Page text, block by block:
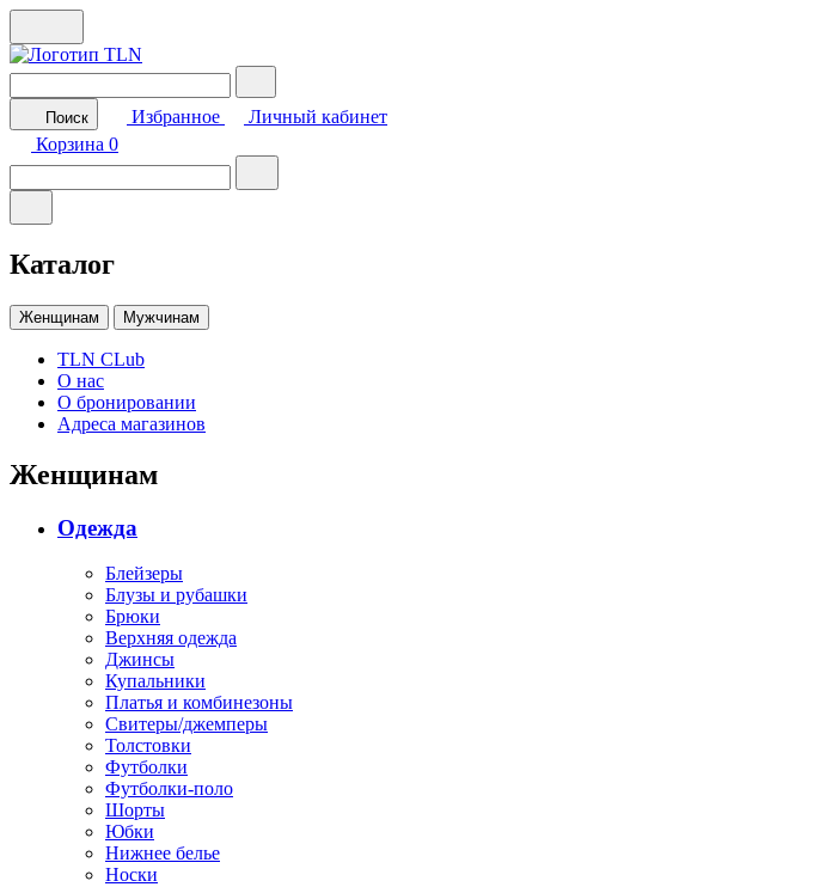
Поиск Избранное
Личный кабинет
Корзина 0
Каталог
Женщинам Мужчинам
TLN CLub
О нас
О бронировании
Адреса магазинов
Женщинам
Одежда
Блейзеры
Блузы и рубашки
Брюки
Верхняя одежда
Джинсы
Купальники
Платья и комбинезоны
Свитеры/джемперы
Толстовки
Футболки
Футболки-поло
Шорты
Юбки
Нижнее белье
Носки